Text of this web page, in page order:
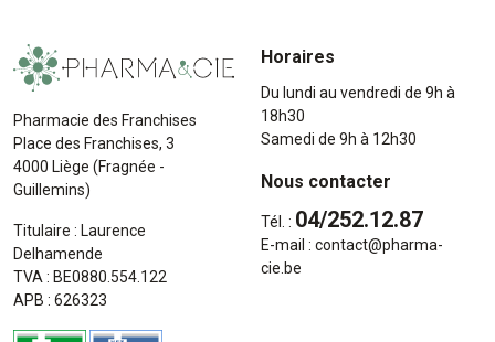
Pharmacie des Franchises
Place des Franchises, 3
4000 Liège (Fragnée -
Guillemins)
Titulaire : Laurence
Delhamende
TVA : BE0880.554.122
APB : 626323
Horaires
Du lundi au vendredi de 9h à
18h30
Samedi de 9h à 12h30
Nous contacter
Tél. : 04/252.12.87
E-mail : contact@pharma-
cie.be